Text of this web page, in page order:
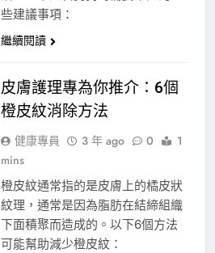
些建議事項：
繼續閱讀
皮膚護理專為你推介：6個
橙皮紋消除方法
健康專員 3 年 ago 0
1
mins
橙皮紋通常指的是皮膚上的橘皮狀
紋理，通常是因為脂肪在結締組織
下面積聚而造成的。以下6個方法
可能幫助減少橙皮紋：